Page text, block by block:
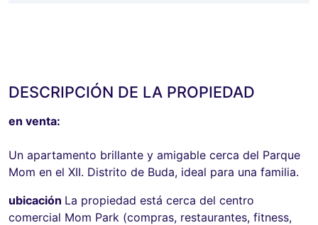
DESCRIPCIÓN DE LA PROPIEDAD
en venta:
Un apartamento brillante y amigable cerca del Parque
Mom en el XII. Distrito de Buda, ideal para una familia.
ubicación La propiedad está cerca del centro
comercial Mom Park (compras, restaurantes, fitness,